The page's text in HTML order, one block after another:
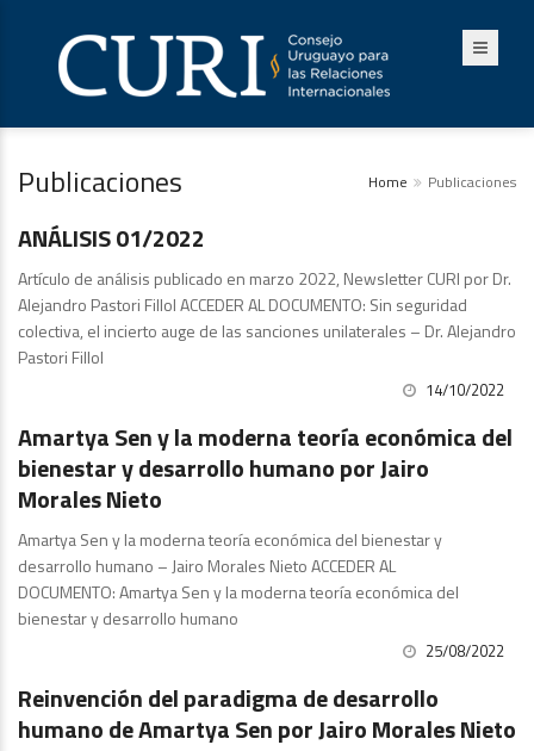
Publicaciones Home Publicaciones
Análisis
ANÁLISIS 01/2022
Artículo de análisis publicado en marzo 2022, Newsletter CURI por Dr.
Alejandro Pastori Fillol ACCEDER AL DOCUMENTO: Sin seguridad
colectiva, el incierto auge de las sanciones unilaterales – Dr. Alejandro
Pastori Fillol
14/10/2022
Amartya Sen y la moderna teoría económica del
bienestar y desarrollo humano por Jairo
Morales Nieto
Amartya Sen y la moderna teoría económica del bienestar y
desarrollo humano – Jairo Morales Nieto ACCEDER AL
DOCUMENTO: Amartya Sen y la moderna teoría económica del
bienestar y desarrollo humano
25/08/2022
Reinvención del paradigma de desarrollo
humano de Amartya Sen por Jairo Morales Nieto